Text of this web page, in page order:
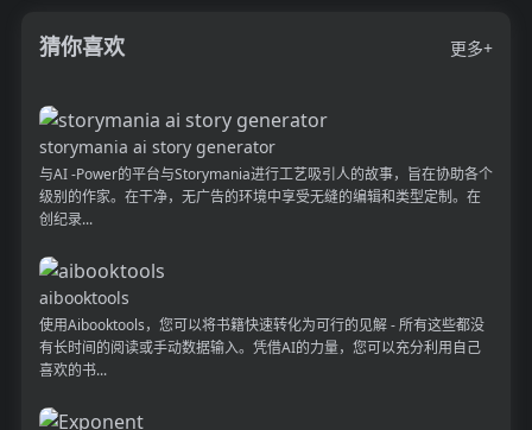
猜你喜欢 更多+
storymania ai story generator
与AI -Power的平台与Storymania进行工艺吸引人的故事，旨在协助各个
级别的作家。在干净，无广告的环境中享受无缝的编辑和类型定制。在
创纪录...
aibooktools
使用Aibooktools，您可以将书籍快速转化为可行的见解 - 所有这些都没
有长时间的阅读或手动数据输入。凭借AI的力量，您可以充分利用自己
喜欢的书...